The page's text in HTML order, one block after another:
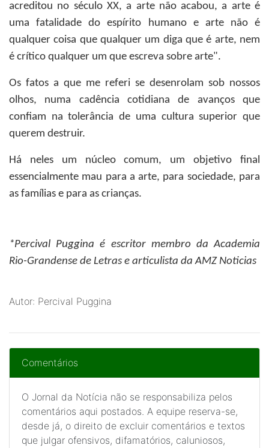
acreditou no século XX, a arte não acabou, a arte é
uma fatalidade do espírito humano e arte não é
qualquer coisa que qualquer um diga que é arte, nem
é crítico qualquer um que escreva sobre arte".
Os fatos a que me referi se desenrolam sob nossos
olhos, numa cadência cotidiana de avanços que
confiam na tolerância de uma cultura superior que
querem destruir.
Há neles um núcleo comum, um objetivo final
essencialmente mau para a arte, para sociedade, para
as famílias e para as crianças.
*Percival Puggina é escritor membro da Academia
Rio-Grandense de Letras e articulista da AMZ Noticias
Autor: Percival Puggina
Comentários
O Jornal da Notícia não se responsabiliza pelos
comentários aqui postados. A equipe reserva-se,
desde já, o direito de excluir comentários e textos
que julgar ofensivos, difamatórios, caluniosos,